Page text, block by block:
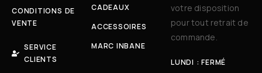
CONDITIONS DE
VENTE
SERVICE
CLIENTS
CADEAUX
ACCESSOIRES
MARC INBANE
votre disposition
pour tout retrait de
commande.
LUNDI : FERMÉ